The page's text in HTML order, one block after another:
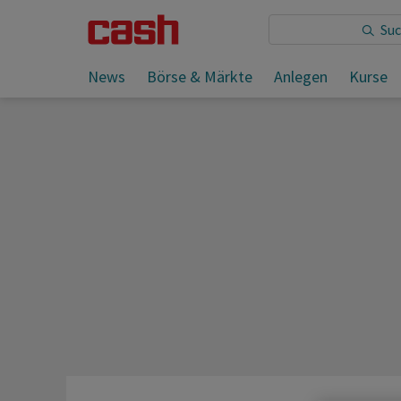
News Börse & Märkte Anlegen Kurse
Sie lesen: